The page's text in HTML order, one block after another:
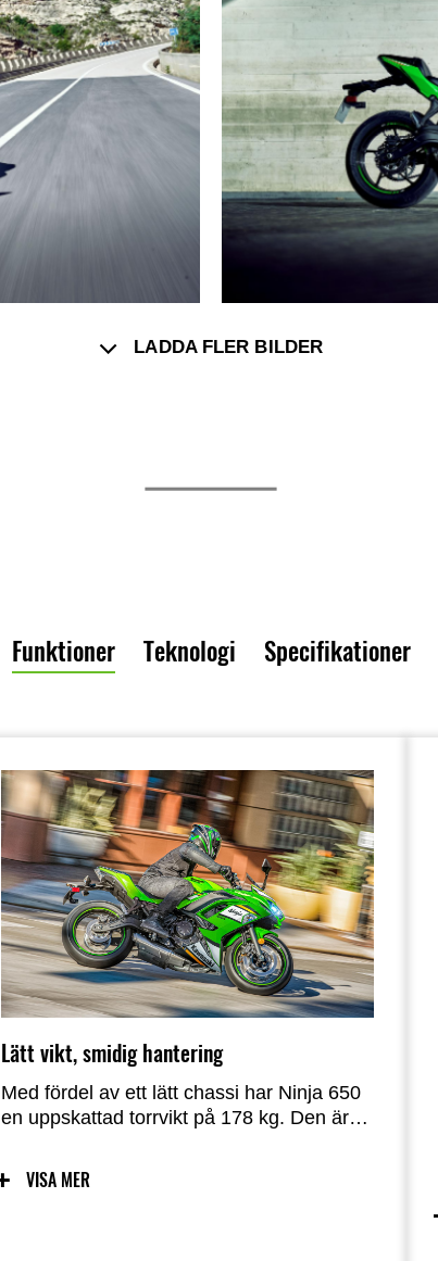
LADDA FLER BILDER
Funktioner Teknologi Specifikationer
Lätt vikt, smidig hantering
Med fördel av ett lätt chassi har Ninja 650
en uppskattad torrvikt på 178 kg. Den är
analysteknik, där den lätta fackverksramen
och svingarmen var nyckeln till Ninja 650:s
VISA MER